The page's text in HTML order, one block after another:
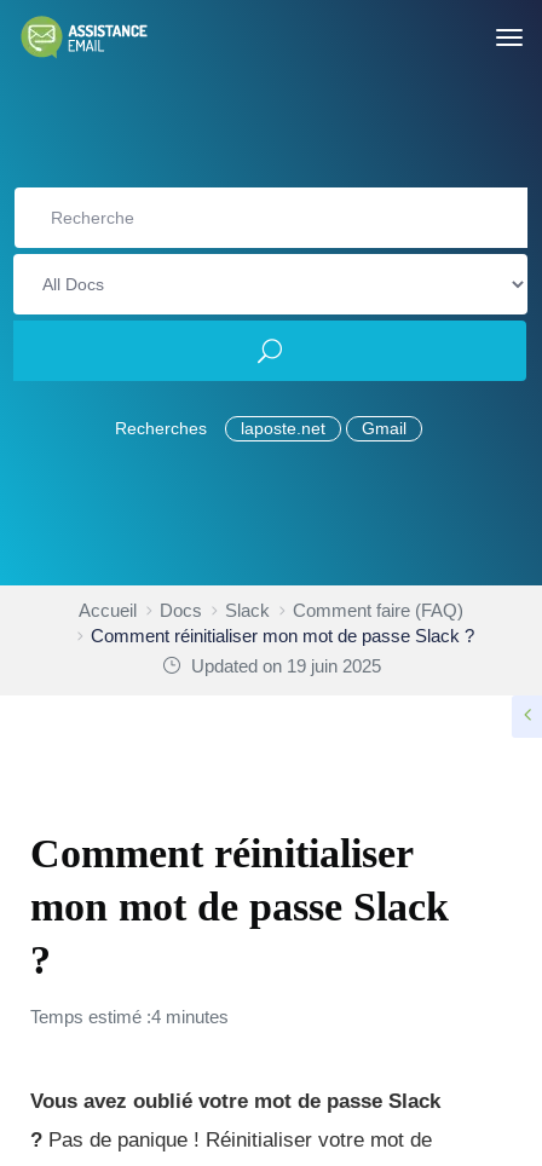
Recherches laposte.net Gmail
Accueil Docs Slack
Comment faire (FAQ)
Comment réinitialiser mon mot de passe Slack ?
Updated on 19 juin 2025
Comment réinitialiser
mon mot de passe Slack
?
Temps estimé :4 minutes
Vous avez oublié votre mot de passe Slack
? Pas de panique ! Réinitialiser votre mot de